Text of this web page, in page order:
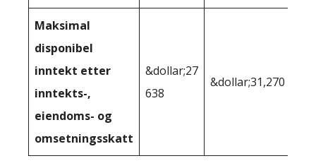
Maksimal
disponibel
inntekt etter
inntekts-,
eiendoms- og
omsetningsskatt
&dollar;27
638
&dollar;31,270